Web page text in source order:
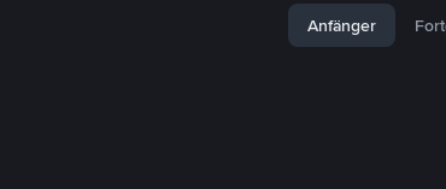
Anfänger